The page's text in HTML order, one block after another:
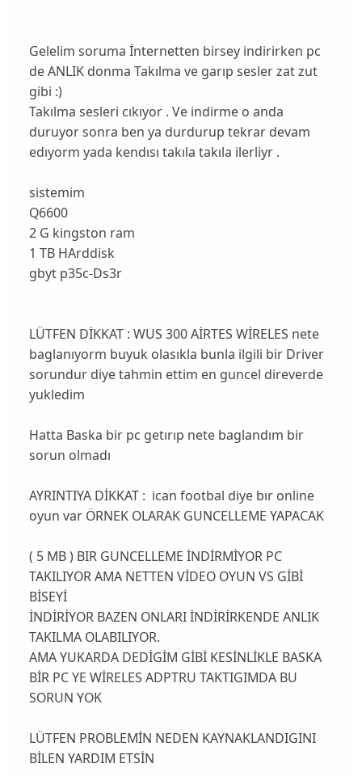
Gelelim soruma İnternetten birsey indirirken pc
de ANLIK donma Takılma ve garıp sesler zat zut
gibi :)
Takılma sesleri cıkıyor . Ve indirme o anda
duruyor sonra ben ya durdurup tekrar devam
edıyorm yada kendısı takıla takıla ilerliyr .
sistemim
Q6600
2 G kingston ram
1 TB HArddisk
gbyt p35c-Ds3r
LÜTFEN DİKKAT : WUS 300 AİRTES WİRELES nete
baglanıyorm buyuk olasıkla bunla ilgili bir Driver
sorundur diye tahmin ettim en guncel direverde
yukledim
Hatta Baska bir pc getırıp nete baglandım bir
sorun olmadı
AYRINTIYA DİKKAT : ican footbal diye bır online
oyun var ÖRNEK OLARAK GUNCELLEME YAPACAK
( 5 MB ) BIR GUNCELLEME İNDİRMİYOR PC
TAKILIYOR AMA NETTEN VİDEO OYUN VS GİBİ
BİSEYİ
İNDİRİYOR BAZEN ONLARI İNDİRİRKENDE ANLIK
TAKILMA OLABILIYOR.
AMA YUKARDA DEDİGİM GİBİ KESİNLİKLE BASKA
BİR PC YE WİRELES ADPTRU TAKTIGIMDA BU
SORUN YOK
LÜTFEN PROBLEMİN NEDEN KAYNAKLANDIGINI
BİLEN YARDIM ETSİN